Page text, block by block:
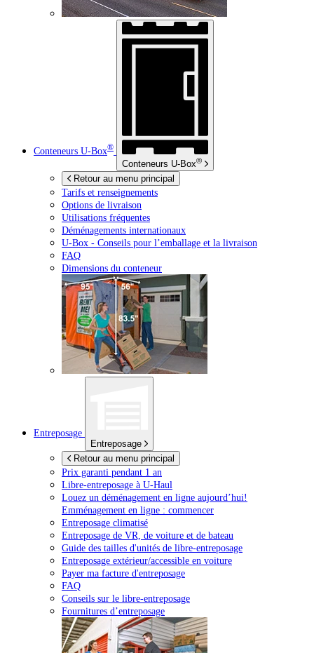
Conteneurs U-Box®
Conteneurs U-Box®
Retour au menu principal
Tarifs et renseignements
Options de livraison
Utilisations fréquentes
Déménagements internationaux
U-Box - Conseils pour l’emballage et la livraison
FAQ
Dimensions du conteneur
Entreposage
Entreposage
Retour au menu principal
Prix garanti pendant 1 an
Libre-entreposage à U-Haul
Louez un déménagement en ligne aujourd’hui!
Emménagement en ligne : commencer
Entreposage climatisé
Entreposage de VR, de voiture et de bateau
Guide des tailles d'unités de libre-entreposage
Entreposage extérieur/accessible en voiture
Payer ma facture d'entreposage
FAQ
Conseils sur le libre-entreposage
Fournitures d’entreposage